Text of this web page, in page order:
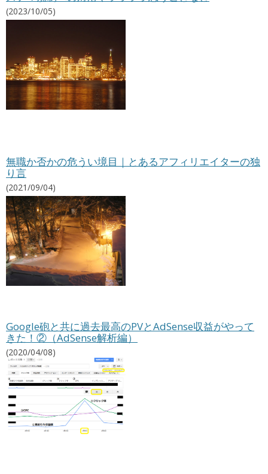
(2023/10/05)
無職か否かの危うい境目｜とあるアフィリエイターの独
り言
(2021/09/04)
Google砲と共に過去最高のPVとAdSense収益がやって
きた！②（AdSense解析編）
(2020/04/08)